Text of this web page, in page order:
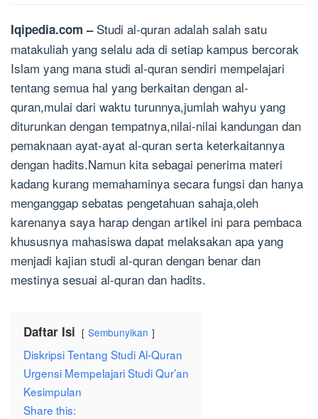
Iqipedia.com –Studi al-quran adalah salah satu
matakuliah yang selalu ada di setiap kampus bercorak
Islam yang mana studi al-quran sendiri mempelajari
tentang semua hal yang berkaitan dengan al-
quran,mulai dari waktu turunnya,jumlah wahyu yang
diturunkan dengan tempatnya,nilai-nilai kandungan dan
pemaknaan ayat-ayat al-quran serta keterkaitannya
dengan hadits.Namun kita sebagai penerima materi
kadang kurang memahaminya secara fungsi dan hanya
menganggap sebatas pengetahuan sahaja,oleh
karenanya saya harap dengan artikel ini para pembaca
khususnya mahasiswa dapat melaksakan apa yang
menjadi kajian studi al-quran dengan benar dan
mestinya sesuai al-quran dan hadits.
Daftar Isi Sembunyikan
Diskripsi Tentang Studi Al-Quran
Urgensi Mempelajari Studi Qur’an
Kesimpulan
Share this: